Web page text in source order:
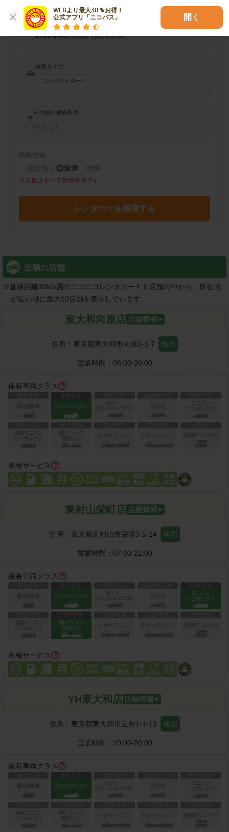
WEBより最大30％お得！
公式アプリ「ニコパス」
開く
返却日時
2026年08月09日 (日) 09:00
車両タイプ
コンパクトカー
その他の検索条件
禁煙/喫煙
指定無し 禁煙 喫煙
※ 当店はすべて禁煙車両です
レンタカーを検索する
近隣の店舗
※直線距離30km圏のニコニコレンタカーＦＣ店舗の中から、所在地
が近い順に最大10店舗を表示しています。
東大和向原店
住所： 東京都東大和市向原2-1-7 地図
営業時間： 08:00-20:00
保有車両クラス
各種サービス
東村山栄町店
住所： 東京都東村山市栄町3-5-24 地図
営業時間： 07:00-22:00
保有車両クラス
各種サービス
YH東大和店
住所： 東京都東大和市立野1-1-13 地図
営業時間： 10:00-20:00
保有車両クラス